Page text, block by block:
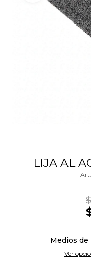
LIJA AL
$
Medios de
Ver